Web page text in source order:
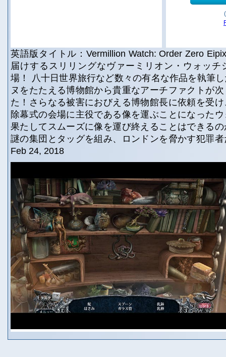
英語版タイトル：Vermillion Watch: Order Zero
届けするスリリングなヴァーミリオン・ウォッチ
場！ 八十日世界旅行など数々の有名な作品を執筆
ヌをたたえる博物館から貴重なアーチファクトが
た！さらなる被害におびえる博物館長に依頼を受
除幕式の会場に主役である像を運ぶことになった
果たしてスムーズに像を運び終えることはできる
謎の集団とタッグを組み、ロンドンを脅かす犯罪
Feb 24, 2018